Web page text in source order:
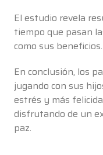
El estudio revela
tiempo que pasan
como sus beneficios.
En conclusión, los
jugando con sus
estrés y más
disfrutando de un
paz.